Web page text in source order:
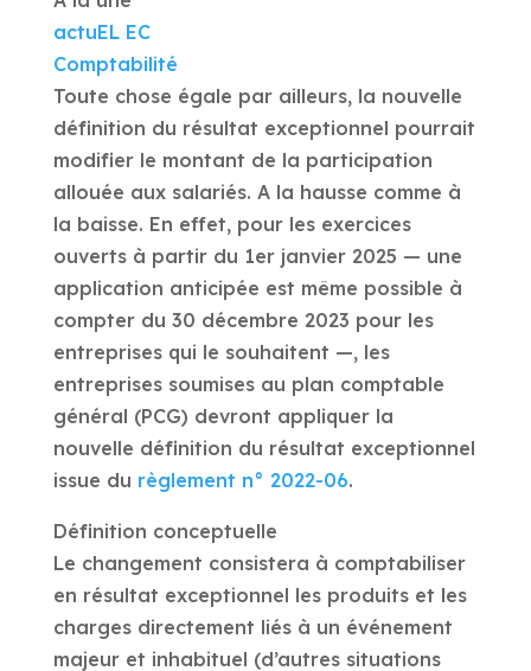
actuEL EC
Comptabilité
Toute chose égale par ailleurs, la nouvelle
définition du résultat exceptionnel pourrait
modifier le montant de la participation
allouée aux salariés. A la hausse comme à
la baisse. En effet, pour les exercices
ouverts à partir du 1er janvier 2025 — une
application anticipée est même possible à
compter du 30 décembre 2023 pour les
entreprises qui le souhaitent —, les
entreprises soumises au plan comptable
général (PCG) devront appliquer la
nouvelle définition du résultat exceptionnel
issue du règlement n° 2022-06.
Définition conceptuelle
Le changement consistera à comptabiliser
en résultat exceptionnel les produits et les
charges directement liés à un événement
majeur et inhabituel (d’autres situations